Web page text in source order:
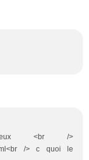
<br />
/> c quoi le